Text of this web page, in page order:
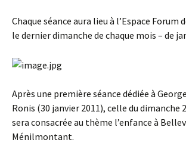
Chaque séance aura lieu à l’Espace Forum
le dernier dimanche de chaque mois – de
Après une première séance dédiée à
Ronis (30 janvier 2011), celle du dimanche
sera consacrée au thème l’enfance à
Ménilmontant.